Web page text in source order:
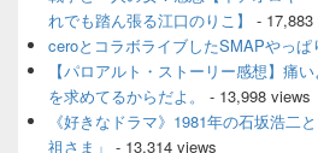
れでも踏ん張る江口のりこ】
- 17,883
ceroとコラボライブしたSMAPやっぱ
【パロアルト・ストーリー感想】痛
を求めてるからだよ。
- 13,998 views
《好きなドラマ》1981年の石坂浩二
祖さま」 - 13,314 views